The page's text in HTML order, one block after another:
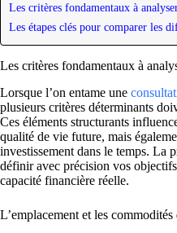
Les critères fondamentaux à
Les étapes clés pour comparer les
Les critères fondamentaux à
Lorsque l’on entame une
plusieurs critères déterminants
Ces éléments structurants
qualité de vie future, mais
investissement dans le temps. La
définir avec précision vos
capacité financière réelle.
L’emplacement et les